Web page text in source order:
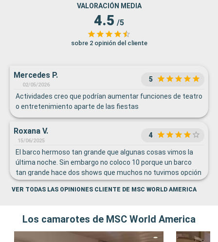
VALORACIÓN MEDIA
4.5 /5
sobre 2 opinión del cliente
Mercedes P.
02/05/2026
5
Actividades creo que podrían aumentar funciones de teatro
o entretenimiento aparte de las fiestas
Roxana V.
15/06/2025
4
El barco hermoso tan grande que algunas cosas vimos la
última noche. Sin embargo no coloco 10 porque un barco
tan grande hace dos shows que muchos no tuvimos opción
de reservar y dos veces como muchísima gente vimos
parados y en la entrada y en los cruceros anteriores la parte
lleno de latinos mucho muchos jubilados que no entendían
más allá de lo necesario.. igual falta más actividades. La
parte de arriba impresionante.
VER TODAS LAS OPINIONES CLIENTE DE MSC WORLD AMERICA
Los camarotes de MSC World America